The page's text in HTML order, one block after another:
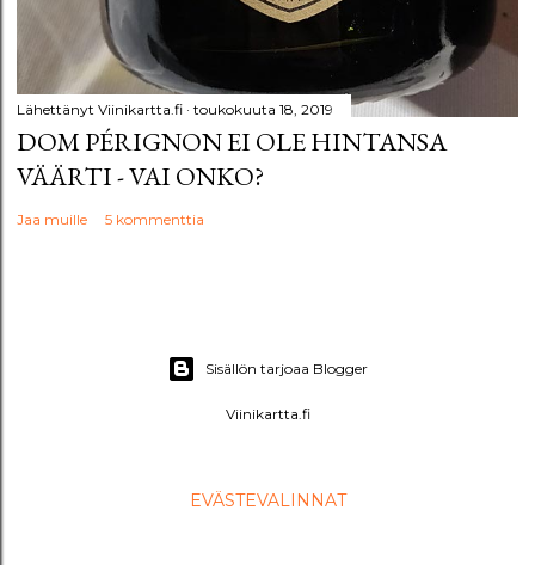
Lähettänyt Viinikartta.fi toukokuuta 18, 2019
DOM PÉRIGNON EI OLE HINTANSA
VÄÄRTI - VAI ONKO?
Jaa muille 5 kommenttia
Sisällön tarjoaa Blogger
Viinikartta.fi
EVÄSTEVALINNAT